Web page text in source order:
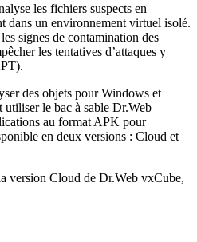
les fichiers suspects en
dans un environnement virtuel isolé.
signes de contamination des
les tentatives d’attaques y
des objets pour Windows et
le bac à sable Dr.Web
au format APK pour
en deux versions : Cloud et
version Cloud de Dr.Web vxCube,